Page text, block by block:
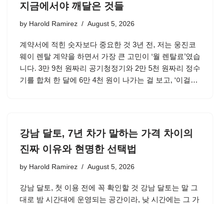
지금에서야 깨달은 것들
by Harold Ramirez August 5, 2026
계약서에 적힌 숫자보다 중요한 것 3년 전, 저는 웅진코
웨이 렌탈 계약을 하면서 가장 큰 고민이 ‘월 렌탈료’였습
니다. 3만 9천 원짜리 공기청정기와 2만 5천 원짜리 정수
기를 합쳐 한 달에 6만 4천 원이 나가는 걸 보고, ‘이걸…
강남 달토, 7년 차가 말하는 가격 차이의
진짜 이유와 현명한 선택법
by Harold Ramirez August 5, 2026
강남 달토, 첫 이용 전에 꼭 확인할 것 강남 달토는 말 그
대로 밤 시간대에 운영되는 공간이라, 낮 시간에는 그 가